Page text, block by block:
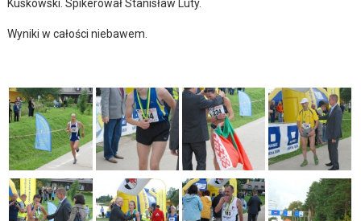
Kuskowski. Spikerował Stanisław Luty.
Wyniki w całości niebawem.